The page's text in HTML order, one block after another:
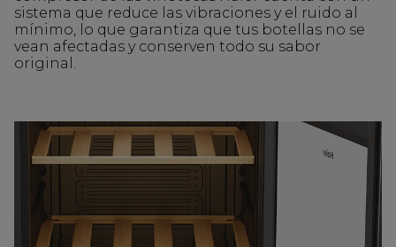
sistema que reduce las vibraciones y el ruido al
mínimo, lo que garantiza que tus botellas no se
vean afectadas y conserven todo su sabor
original.